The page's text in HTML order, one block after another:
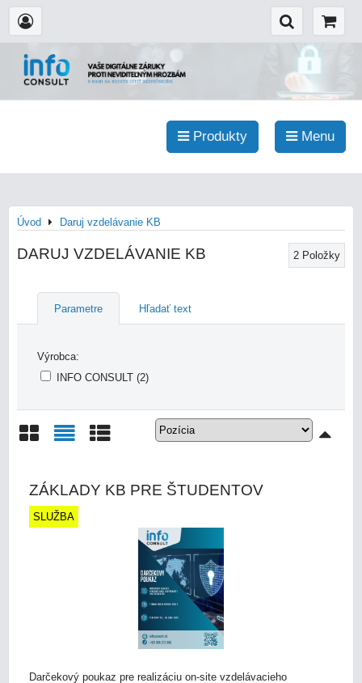
Produkty Menu
Úvod Daruj vzdelávanie KB
DARUJ VZDELÁVANIE KB 2 Položky
Parametre Hľadať text
Výrobca:
INFO CONSULT (2)
ZÁKLADY KB PRE ŠTUDENTOV
SLUŽBA
Darčekový poukaz pre realizáciu on-site vzdelávacieho